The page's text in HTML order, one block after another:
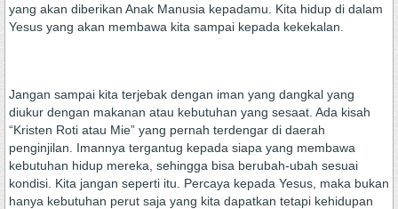
yang akan diberikan Anak Manusia kepadamu. Kita hidup di dalam
Yesus yang akan membawa kita sampai kepada kekekalan.
Jangan sampai kita terjebak dengan iman yang dangkal yang
diukur dengan makanan atau kebutuhan yang sesaat. Ada kisah
“Kristen Roti atau Mie” yang pernah terdengar di daerah
penginjilan. Imannya tergantug kepada siapa yang membawa
kebutuhan hidup mereka, sehingga bisa berubah-ubah sesuai
kondisi. Kita jangan seperti itu. Percaya kepada Yesus, maka bukan
hanya kebutuhan perut saja yang kita dapatkan tetapi kehidupan